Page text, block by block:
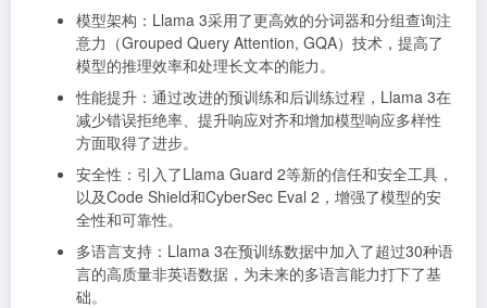
模型架构：Llama 3采用了更高效的分词器和分组查询注
意力（Grouped Query Attention, GQA）技术，提高了
模型的推理效率和处理长文本的能力。
性能提升：通过改进的预训练和后训练过程，Llama 3在
减少错误拒绝率、提升响应对齐和增加模型响应多样性
方面取得了进步。
安全性：引入了Llama Guard 2等新的信任和安全工具，
以及Code Shield和CyberSec Eval 2，增强了模型的安
全性和可靠性。
多语言支持：Llama 3在预训练数据中加入了超过30种语
言的高质量非英语数据，为未来的多语言能力打下了基
础。